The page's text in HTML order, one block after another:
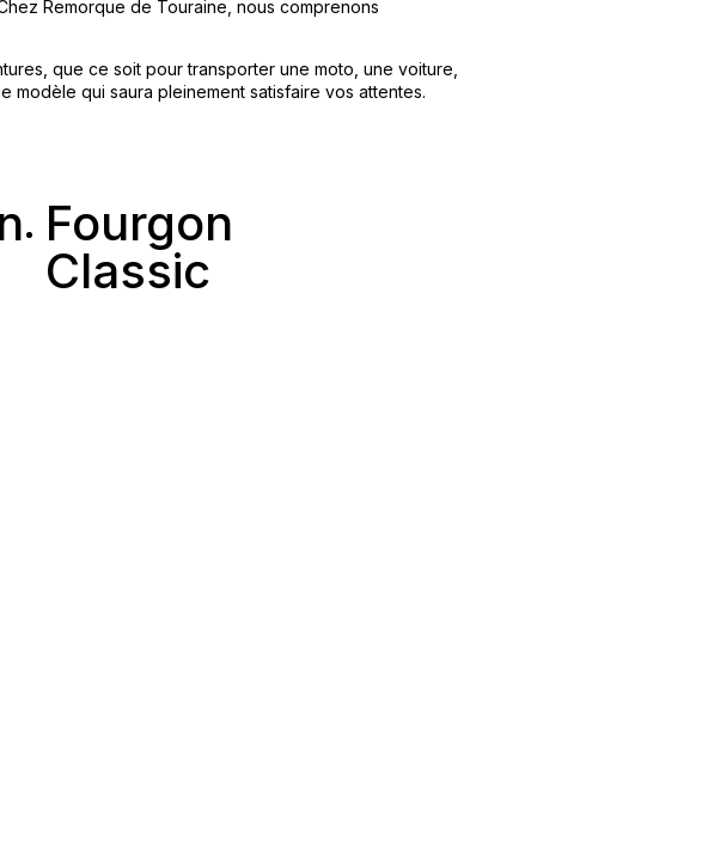
Remorque de Touraine, nous comprenons
que ce soit pour transporter une moto, une voiture,
modèle qui saura pleinement satisfaire vos attentes.
Fourgon
Classic